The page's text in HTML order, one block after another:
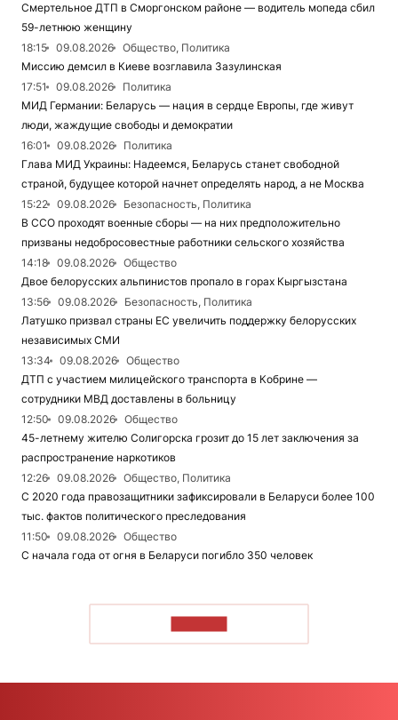
Смертельное ДТП в Сморгонском районе — водитель мопеда сбил
59-летнюю женщину
18:15
09.08.2026
Общество, Политика
Миссию демсил в Киеве возглавила Зазулинская
17:51
09.08.2026
Политика
МИД Германии: Беларусь — нация в сердце Европы, где живут
люди, жаждущие свободы и демократии
16:01
09.08.2026
Политика
Глава МИД Украины: Надеемся, Беларусь станет свободной
страной, будущее которой начнет определять народ, а не Москва
15:22
09.08.2026
Безопасность, Политика
В ССО проходят военные сборы — на них предположительно
призваны недобросовестные работники сельского хозяйства
14:18
09.08.2026
Общество
Двое белорусских альпинистов пропало в горах Кыргызстана
13:56
09.08.2026
Безопасность, Политика
Латушко призвал страны ЕС увеличить поддержку белорусских
независимых СМИ
13:34
09.08.2026
Общество
ДТП с участием милицейского транспорта в Кобрине —
сотрудники МВД доставлены в больницу
12:50
09.08.2026
Общество
45-летнему жителю Солигорска грозит до 15 лет заключения за
распространение наркотиков
12:26
09.08.2026
Общество, Политика
С 2020 года правозащитники зафиксировали в Беларуси более 100
тыс. фактов политического преследования
11:50
09.08.2026
Общество
С начала года от огня в Беларуси погибло 350 человек